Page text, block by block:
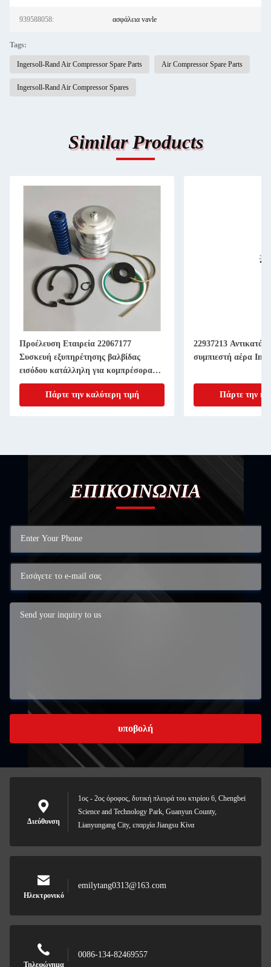
939588058: ασφάλεια vavle
Tags:
Ingersoll-Rand Air Compressor Spare Parts Air Compressor Spare Parts
Ingersoll-Rand Air Compressor Spares
Similar Products
Προέλευση Εταιρεία 22067177
Συσκευή εξυπηρέτησης βαλβίδας
εισόδου κατάλληλη για κομπρέσορα
αέρα με βίδες
Πάρτε την καλύτερη τιμή
22937213
συμπιεστή αέρα
Πάρτε την
ΕΠΙΚΟΙΝΩΝΙΑ
υποβολή
Διεύθυνση
1ος - 2ος όροφος, δυτική πλευρά του κτιρίου 6, Chengbei
Science and Technology Park, Guanyun County,
Lianyungang City, επαρχία Jiangsu Κίνα
Ηλεκτρονικό
emilytang0313@163.com
Τηλεφώνημα
0086-134-82469557